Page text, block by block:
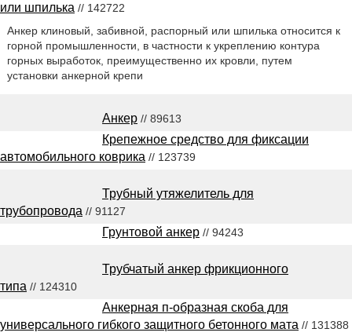
или шпилька // 142722
Анкер клиновый, забивной, распорный или шпилька относится к
горной промышленности, в частности к укреплению контура
горных выработок, преимущественно их кровли, путем
установки анкерной крепи
Анкер // 89613
Крепежное средство для фиксации
автомобильного коврика // 123739
Трубный утяжелитель для
трубопровода // 91127
Грунтовой анкер // 94243
Трубчатый анкер фрикционного
типа // 124310
Анкерная п-образная скоба для
универсального гибкого защитного бетонного мата // 131388